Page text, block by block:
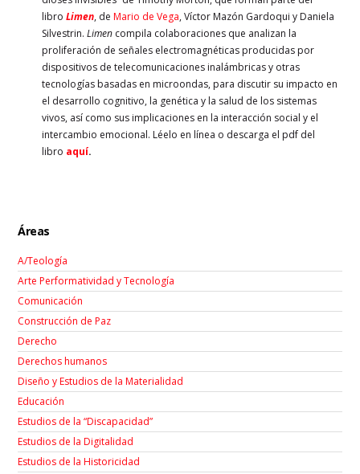
libroLimen, deMario de Vega, Víctor Mazón Gardoqui y Daniela
Silvestrin.Limen compila colaboraciones que analizan la
proliferación de señales electromagnéticas producidas por
dispositivos de telecomunicaciones inalámbricas y otras
tecnologías basadas en microondas, para discutir su impacto en
el desarrollo cognitivo, la genética y la salud de los sistemas
vivos, así como sus implicaciones en la interacción social y el
intercambio emocional. Léelo en línea o descarga el pdf del
libro aquí.
Áreas
A/Teología
Arte Performatividad y Tecnología
Comunicación
Construcción de Paz
Derecho
Derechos humanos
Diseño y Estudios de la Materialidad
Educación
Estudios de la “Discapacidad”
Estudios de la Digitalidad
Estudios de la Historicidad